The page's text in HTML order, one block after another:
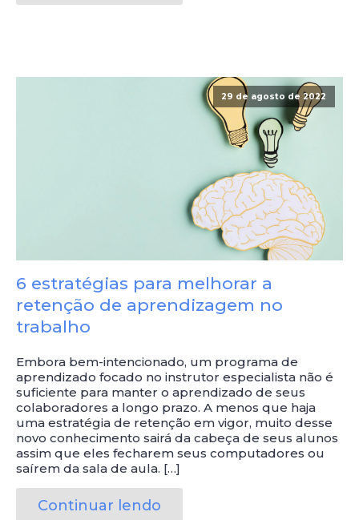
29 de agosto de 2022
6 estratégias para melhorar a
retenção de aprendizagem no
trabalho
Embora bem-intencionado, um programa de
aprendizado focado no instrutor especialista não é
suficiente para manter o aprendizado de seus
colaboradores a longo prazo. A menos que haja
uma estratégia de retenção em vigor, muito desse
novo conhecimento sairá da cabeça de seus alunos
assim que eles fecharem seus computadores ou
saírem da sala de aula. […]
Continuar lendo